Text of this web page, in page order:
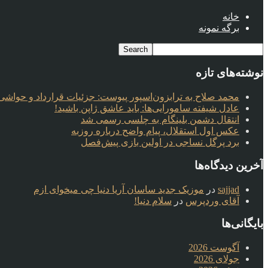
خانه
برگه نمونه
نوشته‌های تازه
محمد صلاح به ترابزون‌اسپور پیوست: جزئیات قرارداد و حواشی
عادل شیفته سامورایی‌ها: باید عاشق ژاپن باشید!
انتقال دشمن بلینگام به چلسی رسمی شد
عکس اول استقلال، پیام واضح درباره روزبه
برد پرگل نساجی در اولین بازی پیش‌فصل
آخرین دیدگاه‌ها
sajjad در موزیک جدید ساسان آریا دنیا چی میخوای ازم
آقای وردپرس در سلام دنیا!
بایگانی‌ها
آگوست 2026
جولای 2026